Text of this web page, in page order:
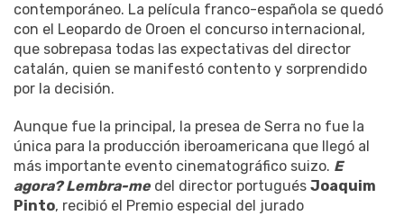
contemporáneo. La película franco-española se quedó
con el Leopardo de Oroen el concurso internacional,
que sobrepasa todas las expectativas del director
catalán, quien se manifestó contento y sorprendido
por la decisión.
Aunque fue la principal, la presea de Serra no fue la
única para la producción iberoamericana que llegó al
más importante evento cinematográfico suizo. E
agora? Lembra-medel director portugués Joaquim
Pinto, recibió el Premio especial del jurado